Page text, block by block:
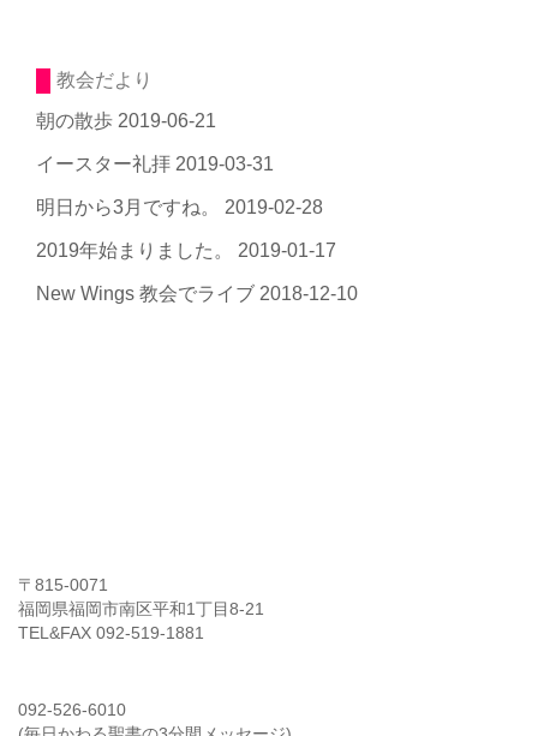
教会だより
朝の散歩 2019-06-21
イースター礼拝 2019-03-31
明日から3月ですね。 2019-02-28
2019年始まりました。 2019-01-17
New Wings 教会でライブ 2018-12-10
〒815‐0071
福岡県福岡市南区平和1丁目8-21
TEL&FAX 092-519-1881
092-526-6010